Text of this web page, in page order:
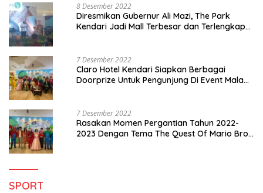
8 Desember 2022
Diresmikan Gubernur Ali Mazi, The Park
Kendari Jadi Mall Terbesar dan Terlengkap
7 Desember 2022
Claro Hotel Kendari Siapkan Berbagai
Doorprize Untuk Pengunjung Di Event Malam
7 Desember 2022
Rasakan Momen Pergantian Tahun 2022-
2023 Dengan Tema The Quest Of Mario Bros
SPORT